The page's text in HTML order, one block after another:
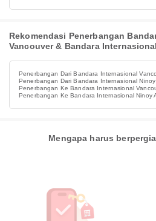
Rekomendasi Penerbangan
Vancouver & Bandara
Penerbangan Dari Bandara Internasional
Penerbangan Dari Bandara Internasional Ninoy
Penerbangan Ke Bandara Internasional
Penerbangan Ke Bandara Internasional Ninoy
Mengapa harus